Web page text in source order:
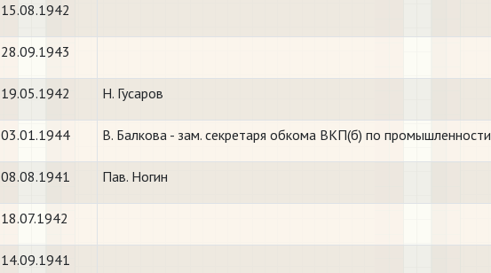
15.08.1942
28.09.1943
19.05.1942 Н. Гусаров
03.01.1944 В. Балкова - зам. секретаря обкома ВКП(б) по промышленности
08.08.1941 Пав. Ногин
18.07.1942
14.09.1941